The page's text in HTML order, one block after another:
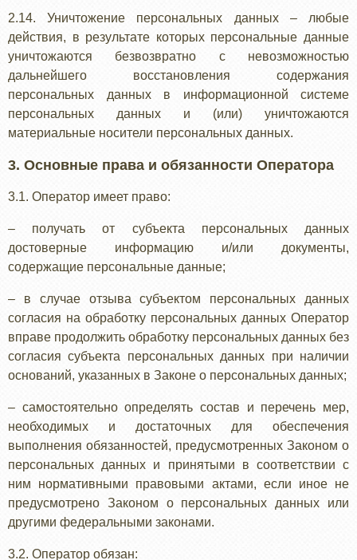
2.14. Уничтожение персональных данных – любые
действия, в результате которых персональные данные
уничтожаются безвозвратно с невозможностью
дальнейшего восстановления содержания
персональных данных в информационной системе
персональных данных и (или) уничтожаются
материальные носители персональных данных.
3. Основные права и обязанности Оператора
3.1. Оператор имеет право:
– получать от субъекта персональных данных
достоверные информацию и/или документы,
содержащие персональные данные;
– в случае отзыва субъектом персональных данных
согласия на обработку персональных данных Оператор
вправе продолжить обработку персональных данных без
согласия субъекта персональных данных при наличии
оснований, указанных в Законе о персональных данных;
– самостоятельно определять состав и перечень мер,
необходимых и достаточных для обеспечения
выполнения обязанностей, предусмотренных Законом о
персональных данных и принятыми в соответствии с
ним нормативными правовыми актами, если иное не
предусмотрено Законом о персональных данных или
другими федеральными законами.
3.2. Оператор обязан: